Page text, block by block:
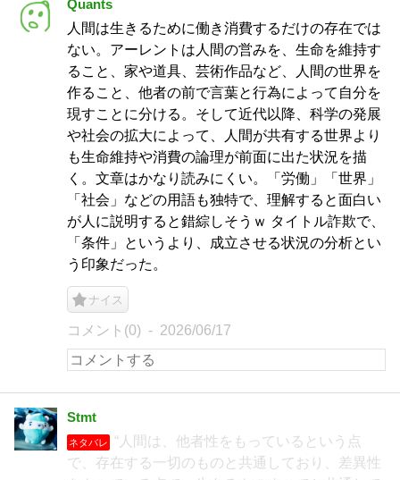
Quants
人間は生きるために働き消費するだけの存在では
ない。アーレントは人間の営みを、生命を維持す
ること、家や道具、芸術作品など、人間の世界を
作ること、他者の前で言葉と行為によって自分を
現すことに分ける。そして近代以降、科学の発展
や社会の拡大によって、人間が共有する世界より
も生命維持や消費の論理が前面に出た状況を描
く。文章はかなり読みにくい。「労働」「世界」
「社会」などの用語も独特で、理解すると面白い
が人に説明すると錯綜しそうｗ タイトル詐欺で、
「条件」というより、成立させる状況の分析とい
う印象だった。
ナイス
コメント(0) 2026/06/17
Stmt
ネタバレ
“人間は、他者性をもっているという点
で、存在する一切のものと共通しており、差異性